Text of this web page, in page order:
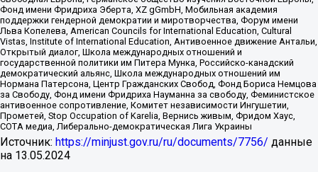
Фонд имени Фридриха Эберта, XZ gGmbH, Мобильная академия
поддержки гендерной демократии и миротворчества, Форум имени
Льва Копелева, American Councils for International Education, Cultural
Vistas, Institute of International Education, Антивоенное движение Антальи,
Открытый диалог, Школа международных отношений и
государственной политики им Питера Мунка, Российско-канадский
демократический альянс, Школа международных отношений им
Нормана Патерсона, Центр Гражданских Свобод, Фонд Бориса Немцова
за Свободу, Фонд имени Фридриха Науманна за свободу, Феминистское
антивоенное сопротивление, Комитет независимости Ингушетии,
Прометей, Stop Occupation of Karelia, Вернись живым, Фридом Хаус,
СОТА медиа, Либерально-демократическая Лига Украины
Источник: https://minjust.gov.ru/ru/documents/7756/ данные
на 13.05.2024